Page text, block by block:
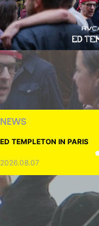
NEWS
ED TEMPLETON IN PARIS
2026.08.07